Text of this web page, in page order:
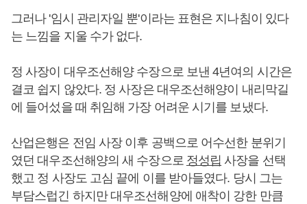
그러나 '임시 관리자일 뿐'이라는 표현은 지나침이 있다
는 느낌을 지울 수가 없다.
정 사장이 대우조선해양 수장으로 보낸 4년여의 시간은
결코 쉽지 않았다. 정 사장은 대우조선해양이 내리막길
에 들어섰을 때 취임해 가장 어려운 시기를 보냈다.
산업은행은 전임 사장 이후 공백으로 어수선한 분위기
였던 대우조선해양의 새 수장으로 정성립 사장을 선택
했고 정 사장도 고심 끝에 이를 받아들였다. 당시 그는
부담스럽긴 하지만 대우조선해양에 애착이 강한 만큼